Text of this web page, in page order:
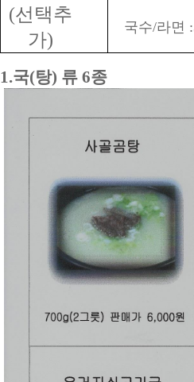
(선택추
가)
국수/라면
1.국(탕) 류 6종